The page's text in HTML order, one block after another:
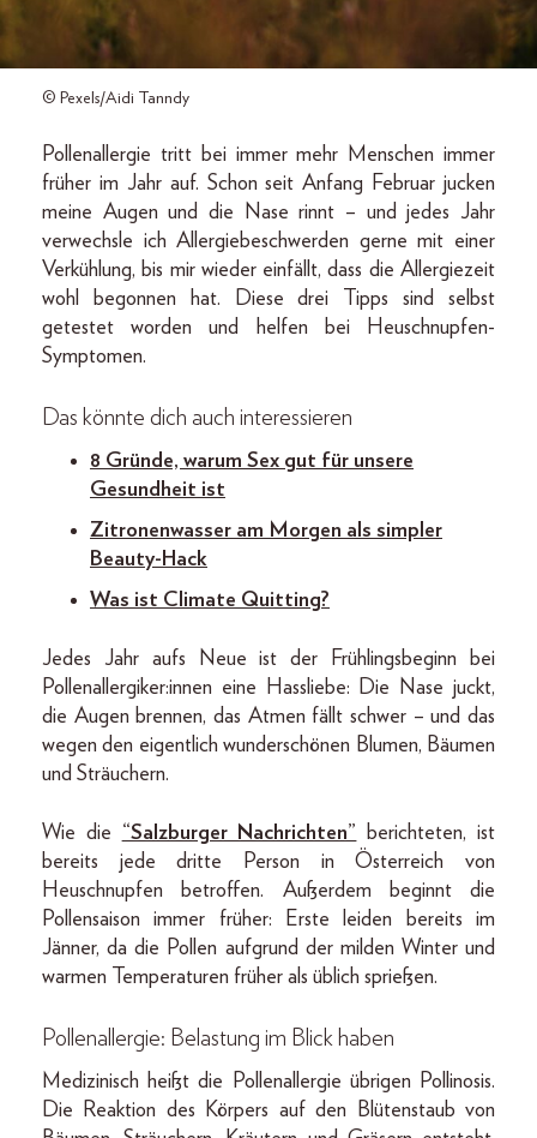
© Pexels/Aidi Tanndy
Pollenallergie tritt bei immer mehr Menschen immer
früher im Jahr auf. Schon seit Anfang Februar jucken
meine Augen und die Nase rinnt – und jedes Jahr
verwechsle ich Allergiebeschwerden gerne mit einer
Verkühlung, bis mir wieder einfällt, dass die Allergiezeit
wohl begonnen hat. Diese drei Tipps sind selbst
getestet worden und helfen bei Heuschnupfen-
Symptomen.
Das könnte dich auch interessieren
8 Gründe, warum Sex gut für unsere
Gesundheit ist
Zitronenwasser am Morgen als simpler
Beauty-Hack
Was ist Climate Quitting?
Jedes Jahr aufs Neue ist der Frühlingsbeginn bei
Pollenallergiker:innen eine Hassliebe: Die Nase juckt,
die Augen brennen, das Atmen fällt schwer – und das
wegen den eigentlich wunderschönen Blumen, Bäumen
und Sträuchern.
Wie die “Salzburger Nachrichten” berichteten, ist
bereits jede dritte Person in Österreich von
Heuschnupfen betroffen. Außerdem beginnt die
Pollensaison immer früher: Erste leiden bereits im
Jänner, da die Pollen aufgrund der milden Winter und
warmen Temperaturen früher als üblich sprießen.
Pollenallergie: Belastung im Blick haben
Medizinisch heißt die Pollenallergie übrigen Pollinosis.
Die Reaktion des Körpers auf den Blütenstaub von